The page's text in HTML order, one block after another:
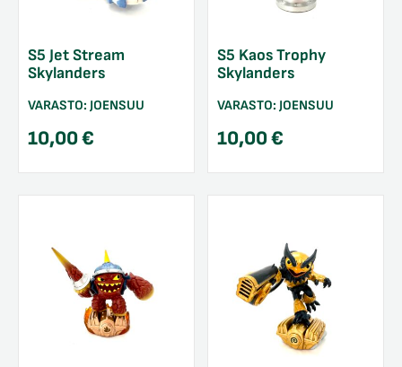
S5 Jet Stream
Skylanders
VARASTO: JOENSUU
10,00€
S5 Kaos Trophy
Skylanders
VARASTO: JOENSUU
10,00€